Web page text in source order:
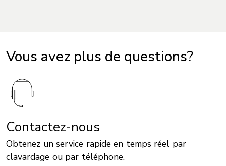
Vous avez plus de questions?
Contactez-nous
Obtenez un service rapide en temps réel par
clavardage ou par téléphone.